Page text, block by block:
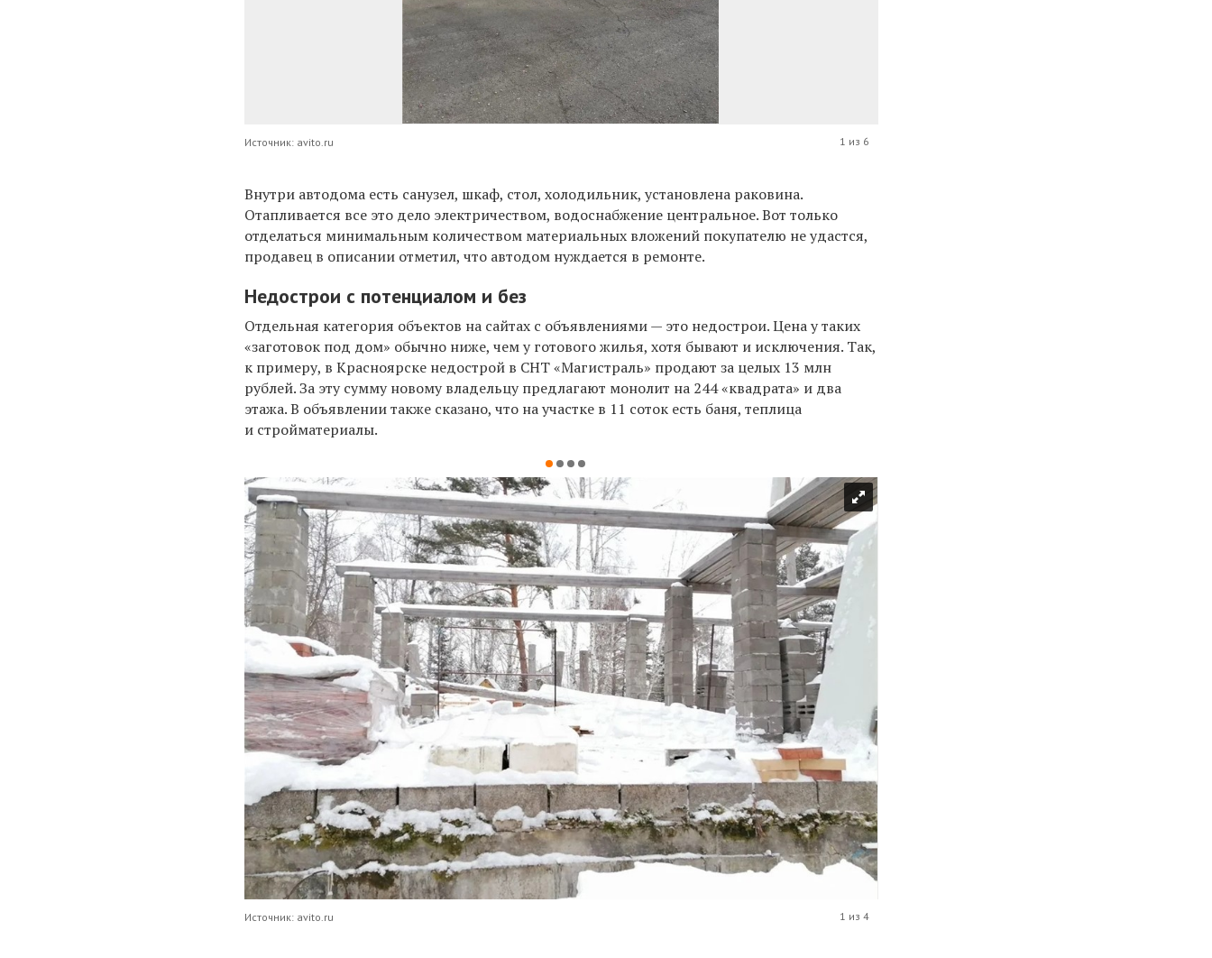
Источник: avito.ru 1 из 6
Внутри автодома есть санузел, шкаф, стол, холодильник, установлена раковина.
Отапливается все это дело электричеством, водоснабжение центральное. Вот только
отделаться минимальным количеством материальных вложений покупателю не удастся,
продавец в описании отметил, что автодом нуждается в ремонте.
Недострои с потенциалом и без
Отдельная категория объектов на сайтах с объявлениями — это недострои. Цена у таких
«заготовок под дом» обычно ниже, чем у готового жилья, хотя бывают и исключения. Так,
к примеру, в Красноярске недострой в СНТ «Магистраль» продают за целых 13 млн
рублей. За эту сумму новому владельцу предлагают монолит на 244 «квадрата» и два
этажа. В объявлении также сказано, что на участке в 11 соток есть баня, теплица
и стройматериалы.
Источник: avito.ru 1 из 4